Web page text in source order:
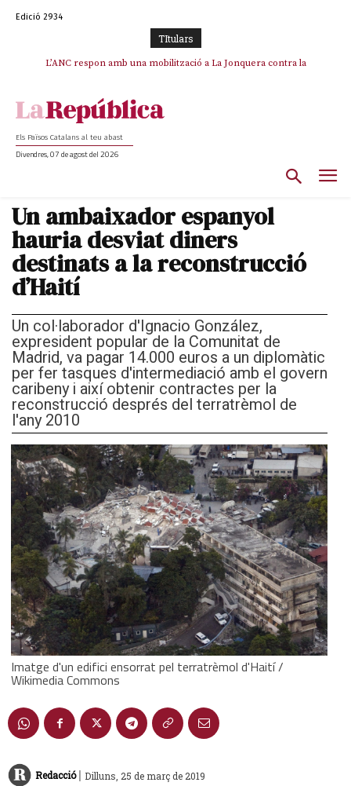
Edició 2934
TItulars
L’ANC respon amb una mobilització a La Jonquera contra la
SOS Costa Brava es planta contra la “nefasta” prolongació de la C-32 i
Els Països Catalans al teu abast
Divendres, 07 de agost del 2026
Un ambaixador espanyol
hauria desviat diners
destinats a la reconstrucció
d’Haití
Un col·laborador d'Ignacio González,
expresident popular de la Comunitat de
Madrid, va pagar 14.000 euros a un diplomàtic
per fer tasques d'intermediació amb el govern
caribeny i així obtenir contractes per la
reconstrucció després del terratrèmol de
l'any 2010
Imatge d'un edifici ensorrat pel terratrèmol d'Haití /
Wikimedia Commons
Redacció | Dilluns, 25 de març de 2019